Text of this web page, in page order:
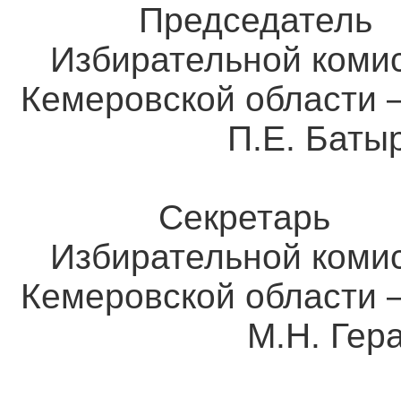
Председатель
Избирательной
Кемеровской
П.Е.
Секретарь
Избирательной
Кемеровской
М.Н.